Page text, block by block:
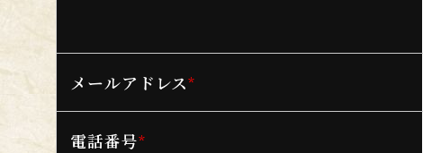
メールアドレス*
電話番号*